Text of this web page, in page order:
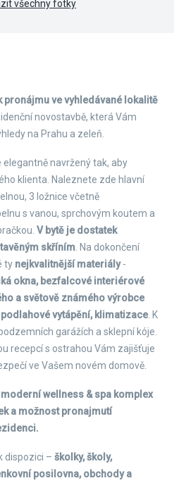
všechny fotky
pronájmu ve vyhledávané lokalitě
novostavbě, která Vám
na Prahu a zeleň.
navržený tak, aby
klienta. Naleznete zde hlavní
3 ložnice včetně
s vanou, sprchovým koutem a
V bytě je dostatek
skříním . Na dokončení
ty nejkvalitnější materiály-
okna, bezfalcové interiérové
a světově známého výrobce
vytápění, klimatizace. K
garážích a sklepní kóje.
recepcí s ostrahou Vám zajišťuje
ve Vašem novém domově.
wellness & spa komplex
a možnost pronajmutí
dispozici – školky, školy,
posilovna, obchody a